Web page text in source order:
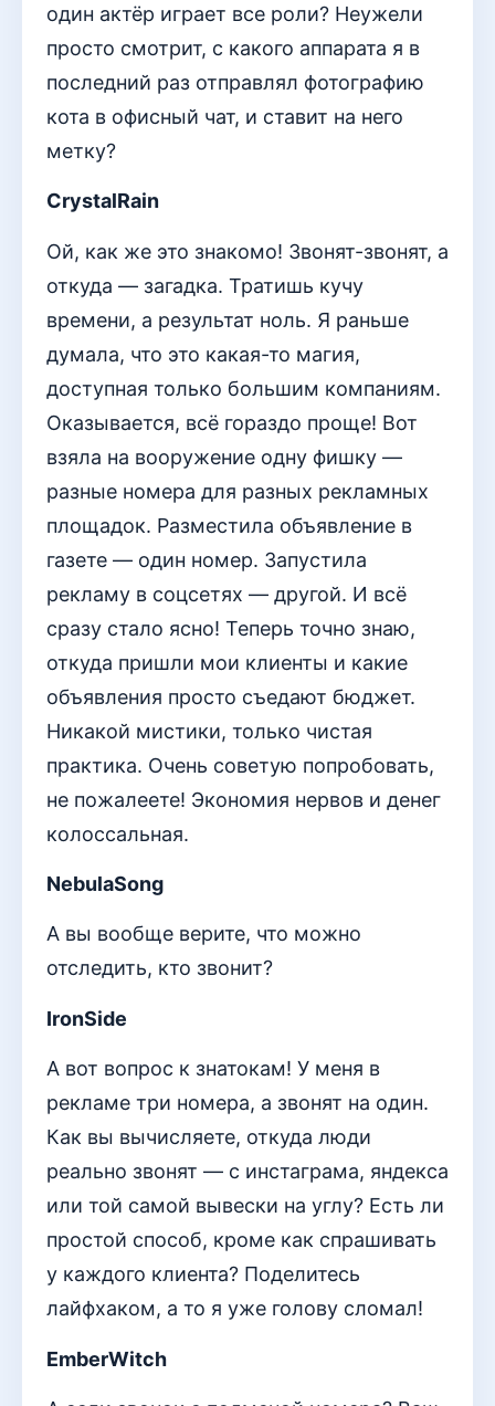
один актёр играет все роли? Неужели
просто смотрит, с какого аппарата я в
последний раз отправлял фотографию
кота в офисный чат, и ставит на него
метку?
CrystalRain
Ой, как же это знакомо! Звонят-звонят, а
откуда — загадка. Тратишь кучу
времени, а результат ноль. Я раньше
думала, что это какая-то магия,
доступная только большим компаниям.
Оказывается, всё гораздо проще! Вот
взяла на вооружение одну фишку —
разные номера для разных рекламных
площадок. Разместила объявление в
газете — один номер. Запустила
рекламу в соцсетях — другой. И всё
сразу стало ясно! Теперь точно знаю,
откуда пришли мои клиенты и какие
объявления просто съедают бюджет.
Никакой мистики, только чистая
практика. Очень советую попробовать,
не пожалеете! Экономия нервов и денег
колоссальная.
NebulaSong
А вы вообще верите, что можно
отследить, кто звонит?
IronSide
А вот вопрос к знатокам! У меня в
рекламе три номера, а звонят на один.
Как вы вычисляете, откуда люди
реально звонят — с инстаграма, яндекса
или той самой вывески на углу? Есть ли
простой способ, кроме как спрашивать
у каждого клиента? Поделитесь
лайфхаком, а то я уже голову сломал!
EmberWitch